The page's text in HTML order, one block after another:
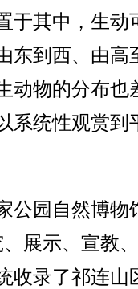
于其中，生动
东到西、由高
动物的分布也
系统性观赏到
园自然博物
展示、宣教
收录了祁连山